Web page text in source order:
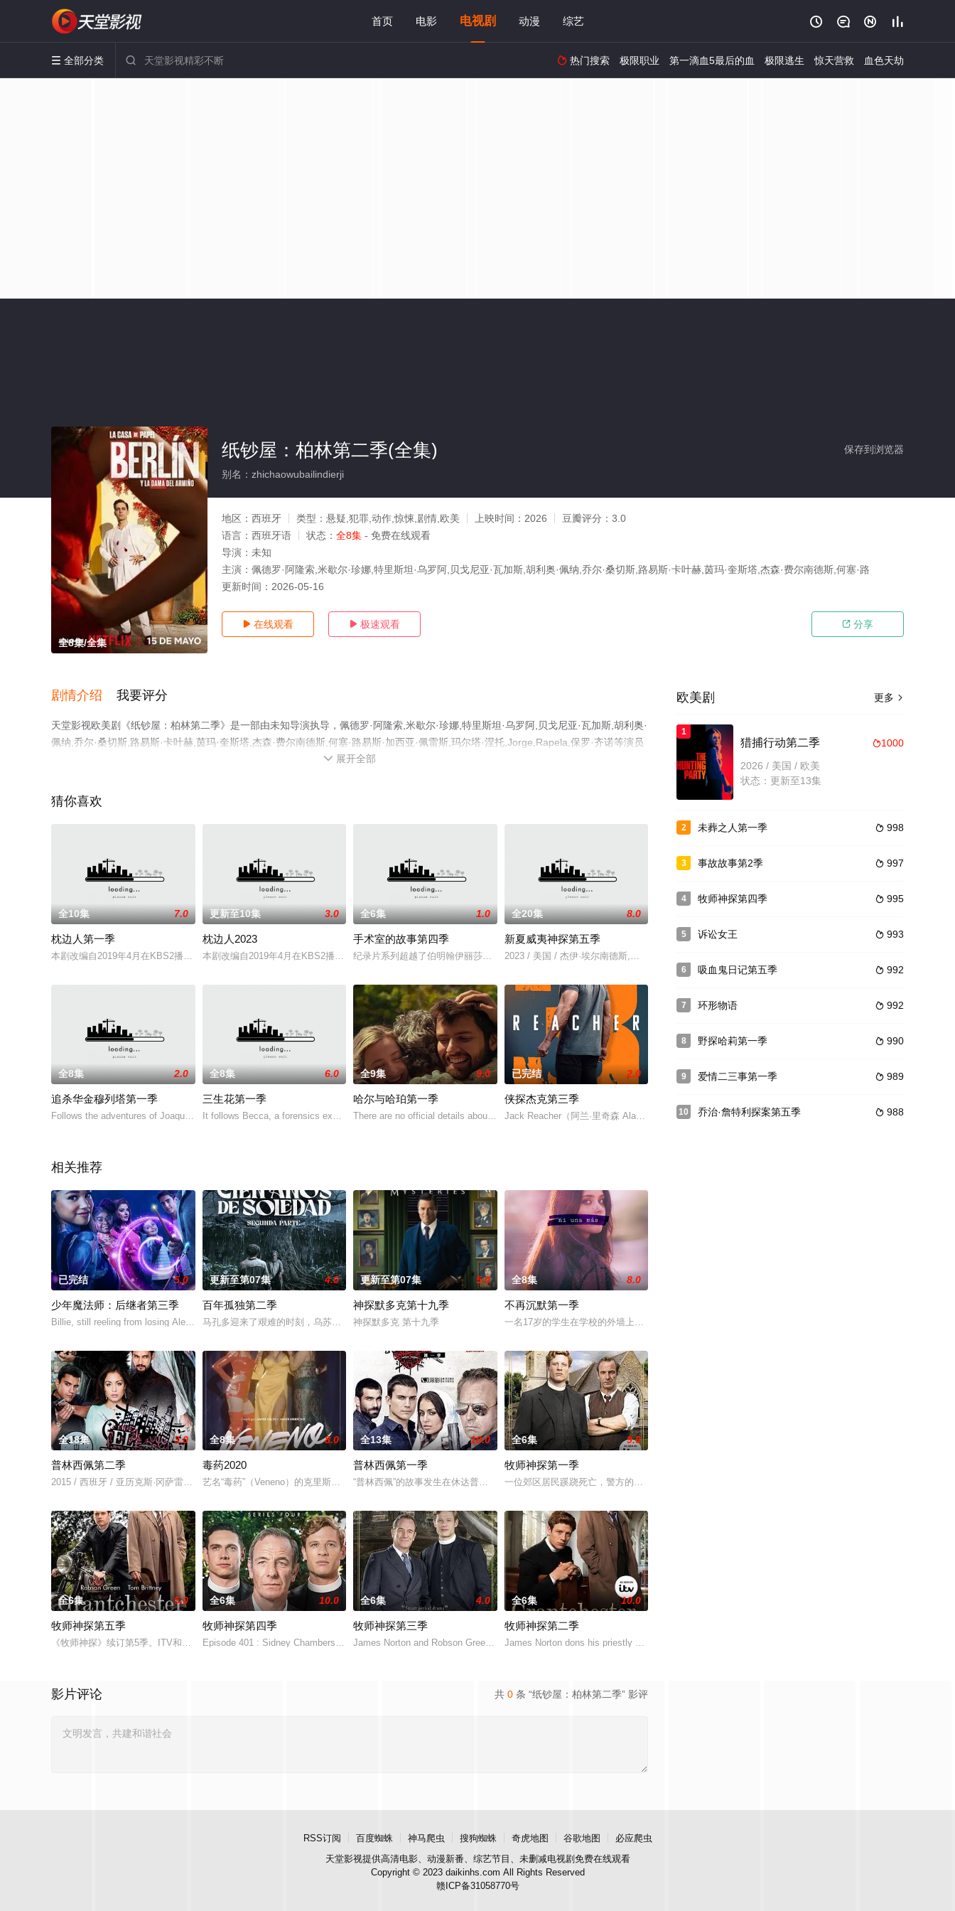
首页 电影 电视剧 动漫 综艺    
 全部分类   热门搜索 极限职业 第一滴血5最后的血 极限逃生 惊天营救 血色天劫
全8集/全集
保存到浏览器
纸钞屋：柏林第二季(全集)
别名：zhichaowubailindierji
地区： 西班牙 类型： 悬疑,犯罪,动作,惊悚,剧情,欧美 上映时间： 2026 豆瓣评分： 3.0
语言： 西班牙语 状态： 全8集 - 免费在线观看
导演： 未知
主演： 佩德罗·阿隆索,米歇尔·珍娜,特里斯坦·乌罗阿,贝戈尼亚·瓦加斯,胡利奥·佩纳,乔尔·桑切斯,路易斯·卡叶赫,茵玛·奎斯塔,杰森·费尔南德斯,何塞·路
更新时间： 2026-05-16
 在线观看  极速观看  分享
剧情介绍 我要评分
天堂影视欧美剧《纸钞屋：柏林第二季》是一部由未知导演执导，佩德罗·阿隆索,米歇尔·珍娜,特里斯坦·乌罗阿,贝戈尼亚·瓦加斯,胡利奥·
佩纳,乔尔·桑切斯,路易斯·卡叶赫,茵玛·奎斯塔,杰森·费尔南德斯,何塞·路易斯·加西亚·佩雷斯,玛尔塔·涅托,Jorge,Rapela,保罗·齐诺等演员
精彩演绎的西班牙电视剧，大结局剧情已揭晓（全8集），手机免费观看高清无删减完整版电视剧全集就上天堂电影网，热播电视剧提前
 展开全部
猜你喜欢
全10集 7.0
枕边人第一季
本剧改编自2019年4月在KBS2播出的月火连续剧《各位国民》，崔始源、李裕英、金玟廷等人主演，围绕着一名偶然与警员结婚的骗子展开，他的过去
更新至10集 3.0
枕边人2023
本剧改编自2019年4月在KBS2播出的月火连续剧《各位国民》，崔始源、李裕英、金玟廷等人主演，围绕着一名偶然与警员结婚的骗子展开，他的过去
全6集 1.0
手术室的故事第四季
纪录片系列超越了伯明翰伊丽莎白女王医院的剧院大门，外科医生将医学界推向了极限。 第1集：即使是一个小错误都是灾难性的操作。阿登布鲁克
全20集 8.0
新夏威夷神探第五季
2023 / 美国 / 杰伊·埃尔南德斯,佩蒂塔·维克斯,扎克里·奈顿,斯蒂芬·希尔,艾米·希尔,蒂姆·康,迈克尔·拉代
全8集 2.0
追杀华金穆列塔第一季
Follows the adventures of Joaquín Murrieta and Carrillo as they unite
全8集 6.0
三生花第一季
It follows Becca, a forensics expert who, when investigating a murder,
全9集 9.0
哈尔与哈珀第一季
There are no official details about the series, which is said to be a
已完结 2.0
侠探杰克第三季
Jack Reacher（阿兰·里奇森 Alan Ritchson 饰）在营救一名缉毒卧底线人时，陷入了一个庞大犯罪集团的黑暗
相关推荐
已完结 5.0
少年魔法师：后继者第三季
Billie, still reeling from losing Alex at the end of Season 2, discove
更新至第07集 4.0
百年孤独第二季
马孔多迎来了艰难的时刻，乌苏拉·伊瓜兰的诅咒成真，和平越来越难维持……该剧改编自诺贝尔文学奖得主加西亚·马尔克斯的同名小说。
更新至第07集 5.0
神探默多克第十九季
神探默多克 第十九季
全8集 8.0
不再沉默第一季
一名17岁的学生在学校的外墙上挂了一块写着“小心：有强奸犯躲在这里”的广告牌之后，她的生活发生了巨大
全18集 3.0
普林西佩第二季
2015 / 西班牙 / 亚历克斯·冈萨雷斯,伊巴·阿布克,何塞·科罗纳多,鲁本·科尔达达,斯塔尼·科佩,波·杜拉,赫苏斯·卡斯特罗
全8集 8.0
毒药2020
艺名“毒药”（Veneno）的克里斯蒂娜·奥尔蒂斯（Cristina Ortiz）是西班牙九十年代最知名的跨性别电视艺人、LGBT偶像。她在
全13集 10.0
普林西佩第一季
“普林西佩”的故事发生在休达普林西佩区，在那里警察弗兰使用一些非常规手段维持秩序，警察莫里为了调查是否有警局人员和恐怖袭击组织之间有
全6集 9.0
牧师神探第一季
一位郊区居民蹊跷死亡，警方的公开声明与事实不符，郊区牧师Sidney Chambers感觉事情另有玄机。为了弄
全6集 5.0
牧师神探第五季
《牧师神探》续订第5季。ITV和PBS Masterpiece联手打造，新季将设定在1957年的剑桥，今年夏天在剑桥郡实地开拍，主演罗布森.
全6集 10.0
牧师神探第四季
Episode 401 : Sidney Chambers attends a talk by the Reverend Nathaniel
全6集 4.0
牧师神探第三季
James Norton and Robson Green return as the unlikely 1950s crime fight
全6集 10.0
牧师神探第二季
James Norton dons his priestly collar and Robson Green (Reckless) his
共 0 条 “纸钞屋：柏林第二季” 影评
影片评论
更多 
欧美剧
1
1000
猎捕行动第二季
2026 / 美国 / 欧美
状态：更新至13集
2  998
未葬之人第一季
3  997
事故故事第2季
4  995
牧师神探第四季
5  993
诉讼女王
6  992
吸血鬼日记第五季
7  992
环形物语
8  990
野探哈莉第一季
9  989
爱情二三事第一季
10  988
乔治·詹特利探案第五季
RSS订阅 百度蜘蛛 神马爬虫 搜狗蜘蛛 奇虎地图 谷歌地图
必应爬虫
天堂影视提供高清电影、动漫新番、综艺节目、未删减电视剧免费在线观看
Copyright © 2023 daikinhs.com All Rights Reserved
赣ICP备31058770号